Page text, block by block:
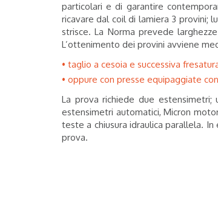
particolari e di garantire
ricavare dal coil di lamiera 3 provini;
strisce. La Norma prevede
L’ottenimento dei provini avviene
taglio a cesoia e successiva
oppure con presse equipaggiate
La prova richiede due
estensimetri automatici, Micron
teste a chiusura idraulica parallela.
prova.